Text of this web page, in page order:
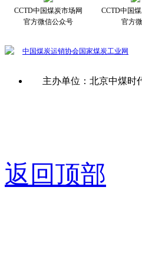
CCTD中国煤炭市场网
官方微信公众号
CCTD中国
官方
中国煤炭运销协会国家煤炭工业网
主办单位：北京中煤
返回顶部